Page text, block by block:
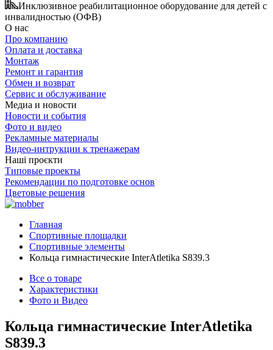
Инклюзивное реабилитационное оборудование для детей с
инвалидностью (ОФВ)
О нас
Про компанию
Оплата и доставка
Монтаж
Ремонт и гарантия
Обмен и возврат
Сервис и обслуживание
Медиа и новости
Новости и события
Фото и видео
Рекламные материалы
Видео-интрукции к тренажерам
Наші проєкти
Типовые проекты
Рекомендации по подготовке основ
Цветовые решения
Главная
Спортивные площадки
Спортивные элементы
Кольца гимнастические InterAtletika S839.3
Все о товаре
Характеристики
Фото и Видео
Кольца гимнастические InterAtletika
S839.3